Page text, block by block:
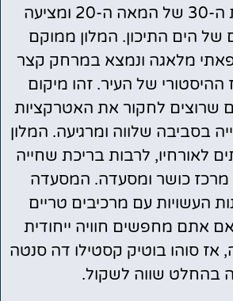
שנבנתה בשנות ה-30 של המאה ה-20 ומציעה
של הים התיכון. המלון ממוקם
מלאגה ונמצא במרחק קצר
של העיר. זהו מיקום
שרוצים לחקור את האטרקציות
בסביבה שלווה ומרגיעה. המלון
לאורחיו, לרבות בריכת שחייה
מרכז כושר ומסעדה. המסעדה
העשויות עם מרכיבים טריים
אתם מחפשים חוויה ייחודית
אז סוהו בוטיק קסטילו דה סנטה
בהחלט שווה לשקול.